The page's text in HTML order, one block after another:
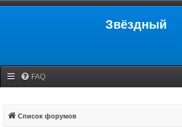
Звёздный
FAQ
Список форумов